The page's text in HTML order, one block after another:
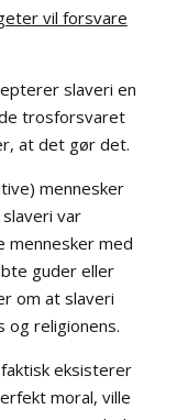
vil forsvare
slaveri en
trosforsvaret
at det gør det.
mennesker
var
mennesker med
guder eller
om at slaveri
og religionens.
eksisterer
moral, ville